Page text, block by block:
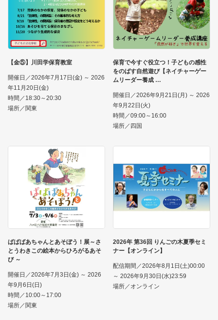
【金⑤】川田学保育教室
開催日／2026年7月17日(金) ～ 2026
年11月20日(金)
時間／18:30～20:30
場所／関東
保育で今すぐ役立つ！子どもの感性
をのばす自然遊び【ネイチャーゲー
ムリーダー養成
開催日／2026年9月21日(月) ～ 2026
年9月22日(火)
時間／09:00～16:00
場所／四国
ばばばあちゃんとあそぼう！展～さ
とうわきこの絵本からひろがるあそ
び ～
開催日／2026年7月3日(金) ～ 2026
年9月6日(日)
時間／10:00～17:00
場所／関東
2026年 第36回 りんごの木夏季セミ
ナー【オンライン】
配信期間／2026年8月1日(土)00:00
～ 2026年9月30日(水)23:59
場所／オンライン